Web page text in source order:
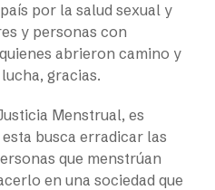
por la salud sexual y
y personas con
abrieron camino y
gracias.
Menstrual, es
busca erradicar las
que menstrúan
en una sociedad que